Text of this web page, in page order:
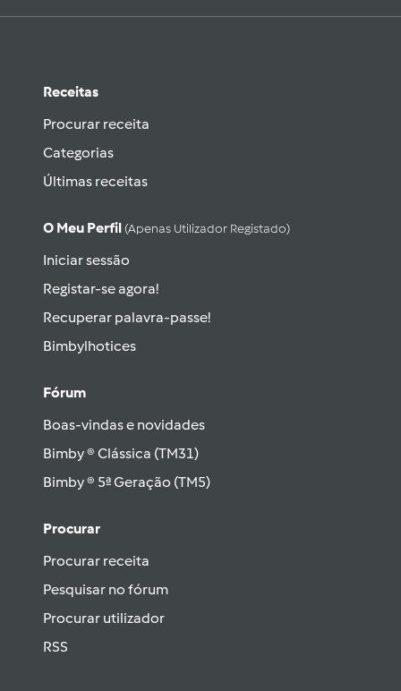
Receitas
Procurar receita
Categorias
Últimas receitas
O Meu Perfil (apenas Utilizador Registado)
Iniciar sessão
Registar-se agora!
Recuperar palavra-passe!
Bimbylhotices
Fórum
Boas-vindas e novidades
Bimby ® Clássica (TM31)
Bimby ® 5ª Geração (TM5)
Procurar
Procurar receita
Pesquisar no fórum
Procurar utilizador
RSS